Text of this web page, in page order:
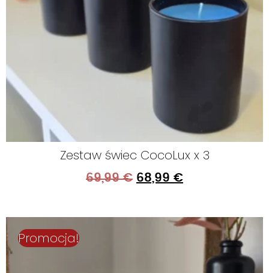
Zestaw świec CocoLux x 3
69,99€ 68,99 €
Promocja!